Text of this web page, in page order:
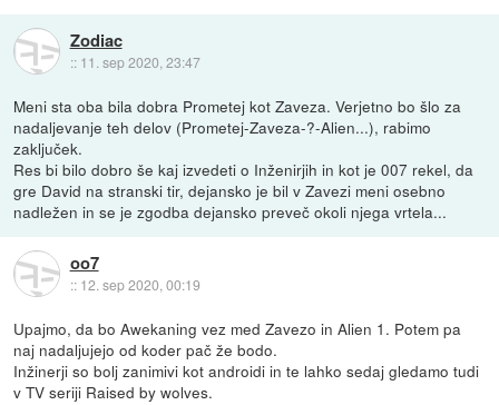
Zodiac
:: 11. sep 2020, 23:47
Meni sta oba bila dobra Prometej kot Zaveza. Verjetno bo šlo za
nadaljevanje teh delov (Prometej-Zaveza-?-Alien...), rabimo
zaključek.
Res bi bilo dobro še kaj izvedeti o Inženirjih in kot je 007 rekel, da
gre David na stranski tir, dejansko je bil v Zavezi meni osebno
nadležen in se je zgodba dejansko preveč okoli njega vrtela...
oo7
:: 12. sep 2020, 00:19
Upajmo, da bo Awekaning vez med Zavezo in Alien 1. Potem pa
naj nadaljujejo od koder pač že bodo.
Inžinerji so bolj zanimivi kot androidi in te lahko sedaj gledamo tudi
v TV seriji Raised by wolves.